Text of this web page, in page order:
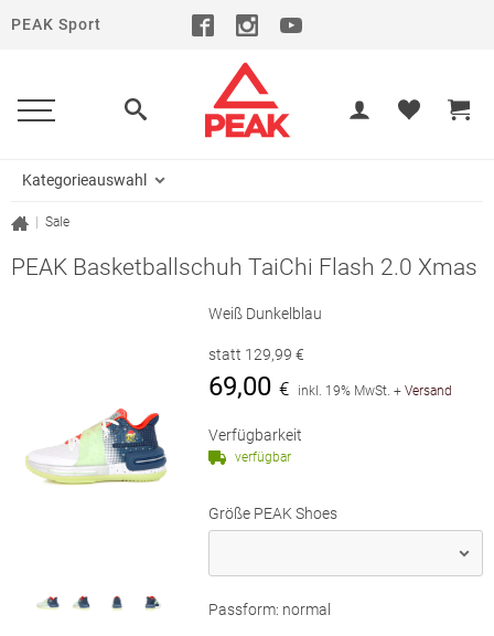
PEAK Sport
Kategorieauswahl
Sale
PEAK Basketballschuh TaiChi Flash 2.0 Xmas
Weiß Dunkelblau
statt 129,99 €
69,00 € inkl. 19% MwSt. +Versand
Verfügbarkeit
verfügbar
Größe PEAK Shoes
Passform: normal